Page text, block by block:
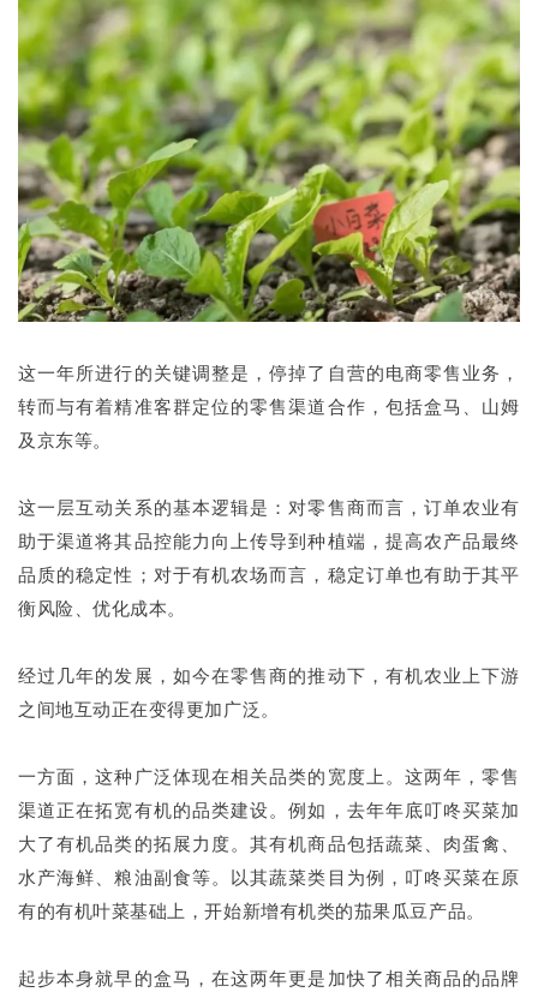
这一年所进行的关键调整是，停掉了自营的电商零售业务，
转而与有着精准客群定位的零售渠道合作，包括盒马、山姆
及京东等。
这一层互动关系的基本逻辑是：对零售商而言，订单农业有
助于渠道将其品控能力向上传导到种植端，提高农产品最终
品质的稳定性；对于有机农场而言，稳定订单也有助于其平
衡风险、优化成本。
经过几年的发展，如今在零售商的推动下，有机农业上下游
之间地互动正在变得更加广泛。
一方面，这种广泛体现在相关品类的宽度上。这两年，零售
渠道正在拓宽有机的品类建设。例如，去年年底叮咚买菜加
大了有机品类的拓展力度。其有机商品包括蔬菜、肉蛋禽、
水产海鲜、粮油副食等。以其蔬菜类目为例，叮咚买菜在原
有的有机叶菜基础上，开始新增有机类的茄果瓜豆产品。
起步本身就早的盒马，在这两年更是加快了相关商品的品牌